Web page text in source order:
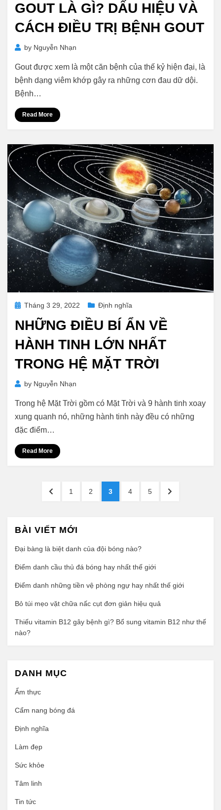
GOUT LÀ GÌ? DẤU HIỆU VÀ
CÁCH ĐIỀU TRỊ BỆNH GOUT
by Nguyễn Nhạn
Gout được xem là một căn bệnh của thế kỷ hiện đại, là
bệnh dạng viêm khớp gây ra những cơn đau dữ dội.
Bệnh…
Read More
Posted
Tháng 3 29, 2022 Định nghĩa
NHỮNG ĐIỀU BÍ ẨN VỀ
HÀNH TINH LỚN NHẤT
TRONG HỆ MẶT TRỜI
by Nguyễn Nhạn
Trong hệ Mặt Trời gồm có Mặt Trời và 9 hành tinh xoay
xung quanh nó, những hành tinh này đều có những
đặc điểm…
Read More
viết
PREVIOUS
PAGE
1 PAGE
2 PAGE
3 PAGE
4 PAGE
5
NEXT
BÀI VIẾT MỚI
Đại bàng là biệt danh của đội bóng nào?
Điểm danh cầu thủ đá bóng hay nhất thế giới
Điểm danh những tiền vệ phòng ngự hay nhất thế giới
Bỏ túi mẹo vặt chữa nấc cụt đơn giản hiệu quả
Thiếu vitamin B12 gây bệnh gì? Bổ sung vitamin B12 như thế
nào?
DANH MỤC
Ẩm thực
Cẩm nang bóng đá
Định nghĩa
Làm đẹp
Sức khỏe
Tâm linh
Tin tức